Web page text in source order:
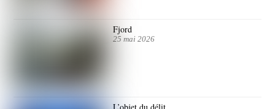
Fjord
25 mai 2026